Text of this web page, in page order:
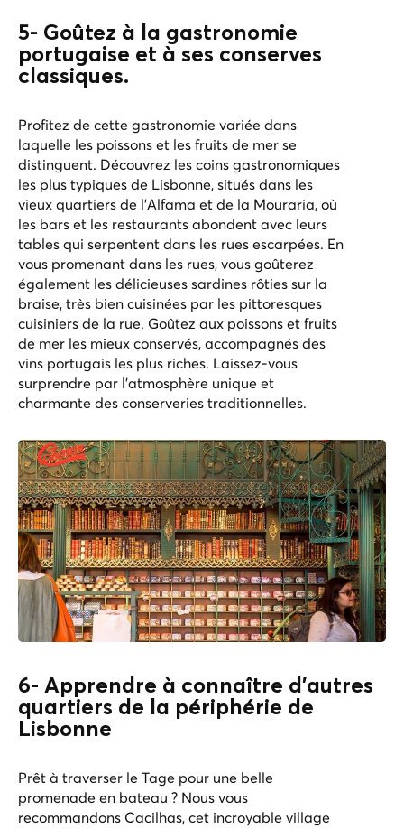
5- Goûtez à la gastronomie
portugaise et à ses conserves
classiques.
Profitez de cette gastronomie variée dans
laquelle les poissons et les fruits de mer se
distinguent. Découvrez les coins gastronomiques
les plus typiques de Lisbonne, situés dans les
vieux quartiers de l'Alfama et de la Mouraria, où
les bars et les restaurants abondent avec leurs
tables qui serpentent dans les rues escarpées. En
vous promenant dans les rues, vous goûterez
également les délicieuses sardines rôties sur la
braise, très bien cuisinées par les pittoresques
cuisiniers de la rue. Goûtez aux poissons et fruits
de mer les mieux conservés, accompagnés des
vins portugais les plus riches. Laissez-vous
surprendre par l'atmosphère unique et
charmante des conserveries traditionnelles.
6- Apprendre à connaître d'autres
quartiers de la périphérie de
Lisbonne
Prêt à traverser le Tage pour une belle
promenade en bateau ? Nous vous
recommandons Cacilhas, cet incroyable village